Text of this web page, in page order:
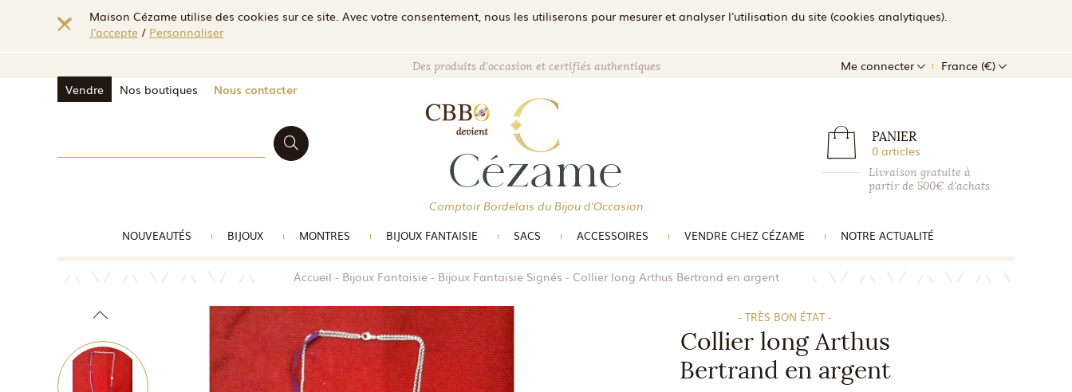
Maison Cézame utilise des cookies sur ce site. Avec votre consentement, nous les utiliserons pour mesurer et analyser l'utilisation du site (cookies analytiques).
J'accepte / Personnaliser
Vendre Nos boutiques Nous contacter
Des produits d'occasion et certifiés authentiques Me connecter France (€)
PANIER
0 articles
Livraison gratuite à
partir de 500€ d'achats
Comptoir Bordelais du Bijou d'Occasion
NOUVEAUTÉS BIJOUX MONTRES BIJOUX FANTAISIE SACS ACCESSOIRES VENDRE CHEZ CÉZAME NOTRE ACTUALITÉ
Accueil Bijoux Fantaisie Bijoux Fantaisie Signés Collier long Arthus Bertrand en argent
- TRÈS BON ÉTAT -
Collier long Arthus
Bertrand en argent